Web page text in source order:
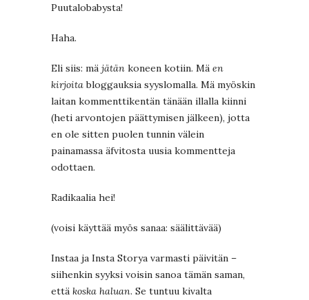
Puutalobabysta!
Haha.
Eli siis: mä jätän koneen kotiin. Mä en
kirjoitabloggauksia syyslomalla. Mä myöskin
laitan kommenttikentän tänään illalla kiinni
(heti arvontojen päättymisen jälkeen), jotta
en ole sitten puolen tunnin välein
painamassa äfvitosta uusia kommentteja
odottaen.
Radikaalia hei!
(voisi käyttää myös sanaa: säälittävää)
Instaa ja Insta Storya varmasti päivitän –
siihenkin syyksi voisin sanoa tämän saman,
että koska haluan. Se tuntuu kivalta